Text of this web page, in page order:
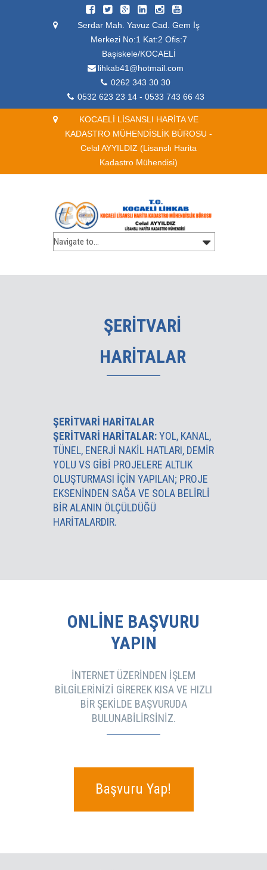
Serdar Mah. Yavuz Cad. Gem İş
Merkezi No:1 Kat:2 Ofis:7
Başiskele/KOCAELİ
lihkab41@hotmail.com
0262 343 30 30
0532 623 23 14 - 0533 743 66 43
KOCAELİ LİSANSLI HARİTA VE
KADASTRO MÜHENDİSLİK BÜROSU -
Celal AYYILDIZ (Lisanslı Harita
Kadastro Mühendisi)
ŞERİTVARİ
HARİTALAR
ŞERİTVARİ HARİTALAR
ŞERITVARI HARITALAR:YOL, KANAL,
TÜNEL, ENERJI NAKIL HATLARI, DEMIR
YOLU VS GIBI PROJELERE ALTLIK
OLUŞTURMASI IÇIN YAPILAN; PROJE
EKSENINDEN SAĞA VE SOLA BELIRLI
BIR ALANIN ÖLÇÜLDÜĞÜ
HARITALARDIR.
ONLINE BAŞVURU
YAPIN
İNTERNET ÜZERINDEN IŞLEM
BILGILERINIZI GIREREK KISA VE HIZLI
BIR ŞEKILDE BAŞVURUDA
BULUNABILIRSINIZ.
Başvuru Yap!